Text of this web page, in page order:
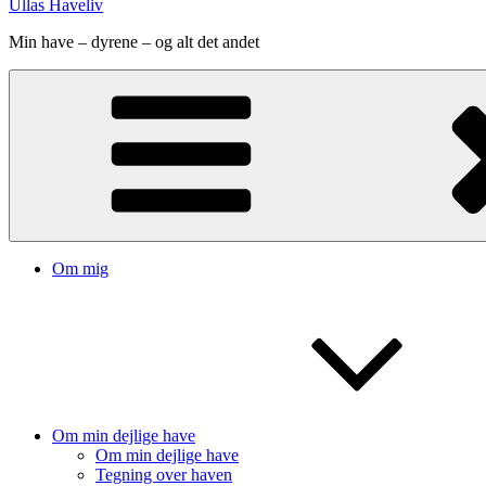
Ullas Haveliv
Min have – dyrene – og alt det andet
Om mig
Om min dejlige have
Om min dejlige have
Tegning over haven